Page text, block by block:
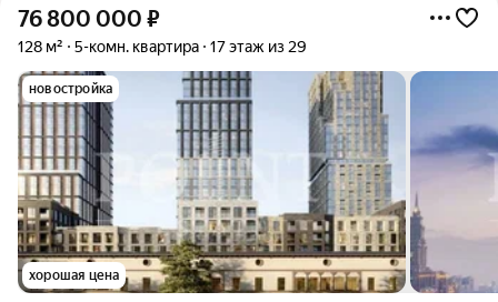
76 800 000 ₽
128 м² 5-комн. квартира 17 этаж из 29
новостройка
хорошая цена